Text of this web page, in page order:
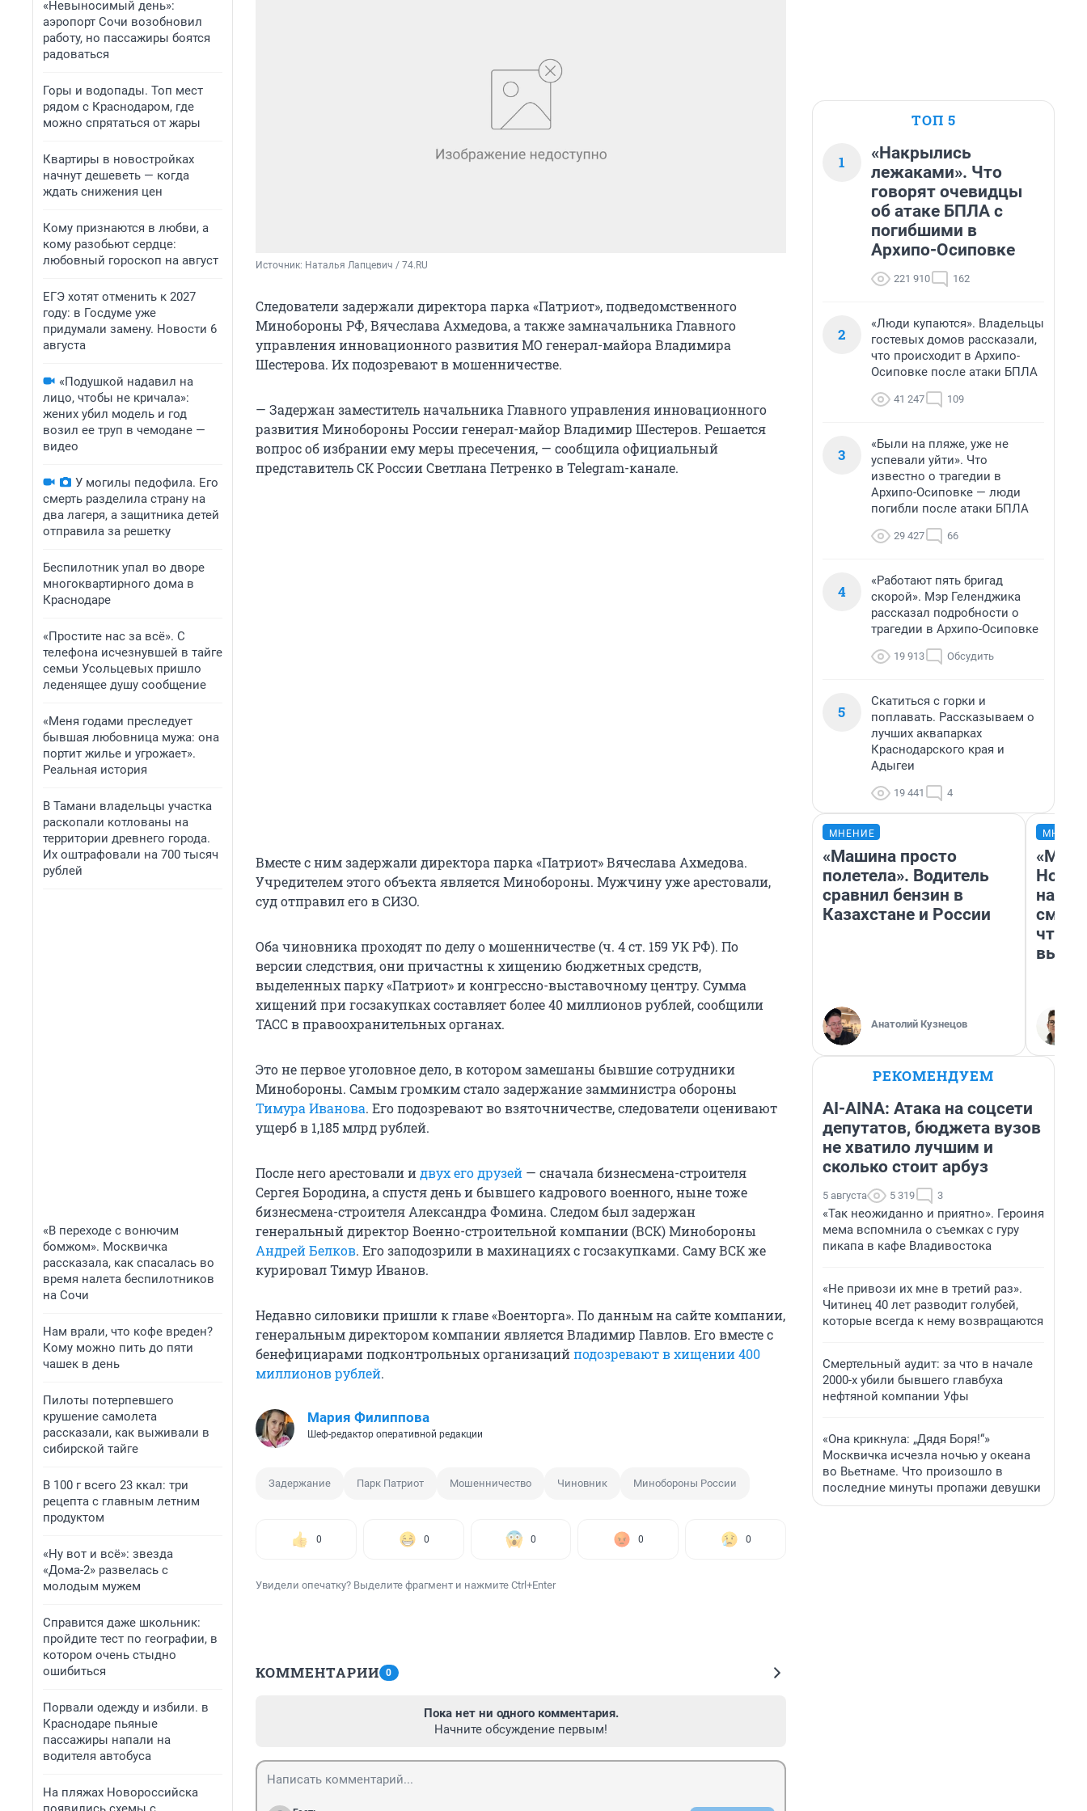
«Невыносимый день»:
аэропорт Сочи возобновил
работу, но пассажиры боятся
радоваться
Горы и водопады. Топ мест
рядом с Краснодаром, где
можно спрятаться от жары
Квартиры в новостройках
начнут дешеветь — когда
ждать снижения цен
Кому признаются в любви, а
кому разобьют сердце:
любовный гороскоп на август
ЕГЭ хотят отменить к 2027
году: в Госдуме уже
придумали замену. Новости 6
августа
«Подушкой надавил на
лицо, чтобы не кричала»:
жених убил модель и год
возил ее труп в чемодане —
видео
У могилы педофила. Его
смерть разделила страну на
два лагеря, а защитника детей
отправила за решетку
Беспилотник упал во дворе
многоквартирного дома в
Краснодаре
«Простите нас за всё». С
телефона исчезнувшей в тайге
семьи Усольцевых пришло
леденящее душу сообщение
«Меня годами преследует
бывшая любовница мужа: она
портит жилье и угрожает».
Реальная история
В Тамани владельцы участка
раскопали котлованы на
территории древнего города.
Их оштрафовали на 700 тысяч
рублей
«В переходе с вонючим
бомжом». Москвичка
рассказала, как спасалась во
время налета беспилотников
на Сочи
Нам врали, что кофе вреден?
Кому можно пить до пяти
чашек в день
Пилоты потерпевшего
крушение самолета
рассказали, как выживали в
сибирской тайге
В 100 г всего 23 ккал: три
рецепта с главным летним
продуктом
«Ну вот и всё»: звезда
«Дома-2» развелась с
молодым мужем
Справится даже школьник:
пройдите тест по географии, в
котором очень стыдно
ошибиться
Порвали одежду и избили. в
Краснодаре пьяные
пассажиры напали на
водителя автобуса
На пляжах Новороссийска
Источник: Наталья Лапцевич / 74.RU
Следователи задержали директора парка «Патриот», подведомственного
Минобороны РФ, Вячеслава Ахмедова, а также замначальника Главного
управления инновационного развития МО генерал-майора Владимира
Шестерова. Их подозревают в мошенничестве.
— Задержан заместитель начальника Главного управления инновационного
развития Минобороны России генерал-майор Владимир Шестеров. Решается
вопрос об избрании ему меры пресечения, — сообщила официальный
представитель СК России Светлана Петренко в Telegram-канале.
Вместе с ним задержали директора парка «Патриот» Вячеслава Ахмедова.
Учредителем этого объекта является Минобороны. Мужчину уже арестовали,
суд отправил его в СИЗО.
Оба чиновника проходят по делу о мошенничестве (ч. 4 ст. 159 УК РФ). По
версии следствия, они причастны к хищению бюджетных средств,
выделенных парку «Патриот» и конгрессно-выставочному центру. Сумма
хищений при госзакупках составляет более 40 миллионов рублей, сообщили
ТАСС в правоохранительных органах.
Это не первое уголовное дело, в котором замешаны бывшие сотрудники
Минобороны. Самым громким стало задержание замминистра обороны
Тимура Иванова. Его подозревают во взяточничестве, следователи оценивают
ущерб в 1,185 млрд рублей.
После него арестовали идвух его друзей — сначала бизнесмена-строителя
Сергея Бородина, а спустя день и бывшего кадрового военного, ныне тоже
бизнесмена-строителя Александра Фомина. Следом был задержан
генеральный директор Военно-строительной компании (ВСК) Минобороны
Андрей Белков. Его заподозрили в махинациях с госзакупками. Саму ВСК же
курировал Тимур Иванов.
Недавно силовики пришли к главе «Военторга». По данным на сайте компании,
генеральным директором компании является Владимир Павлов. Его вместе с
бенефициарами подконтрольных организацийподозревают в хищении 400
миллионов рублей.
Мария Филиппова
Шеф-редактор оперативной редакции
Задержание Парк Патриот Мошенничество Чиновник Минобороны России
0 0 0 0 0
Увидели опечатку? Выделите фрагмент и нажмите Ctrl+Enter
КОММЕНТАРИИ 0
Пока нет ни одного комментария.
Начните обсуждение первым!
ТОП 5
1
«Накрылись
лежаками». Что
говорят очевидцы
об атаке БПЛА с
погибшими в
Архипо-Осиповке
221 910 162
2
«Люди купаются». Владельцы
гостевых домов рассказали,
что происходит в Архипо-
Осиповке после атаки БПЛА
41 247 109
3
«Были на пляже, уже не
успевали уйти». Что
известно о трагедии в
Архипо-Осиповке — люди
погибли после атаки БПЛА
29 427 66
4
«Работают пять бригад
скорой». Мэр Геленджика
рассказал подробности о
трагедии в Архипо-Осиповке
19 913 Обсудить
5
Скатиться с горки и
поплавать. Рассказываем о
лучших аквапарках
Краснодарского края и
Адыгеи
19 441 4
МНЕНИЕ
«Машина просто
полетела». Водитель
сравнил бензин в
Казахстане и России
Анатолий Кузнецов
«Мы
РЕКОМЕНДУЕМ
AI-AINA: Атака на соцсети
депутатов, бюджета вузов
не хватило лучшим и
сколько стоит арбуз
5 августа 5 319 3
«Так неожиданно и приятно». Героиня
мема вспомнила о съемках с гуру
пикапа в кафе Владивостока
«Не привози их мне в третий раз».
Читинец 40 лет разводит голубей,
которые всегда к нему возвращаются
Смертельный аудит: за что в начале
2000-х убили бывшего главбуха
нефтяной компании Уфы
«Она крикнула: „Дядя Боря!“»
Москвичка исчезла ночью у океана
во Вьетнаме. Что произошло в
последние минуты пропажи девушки